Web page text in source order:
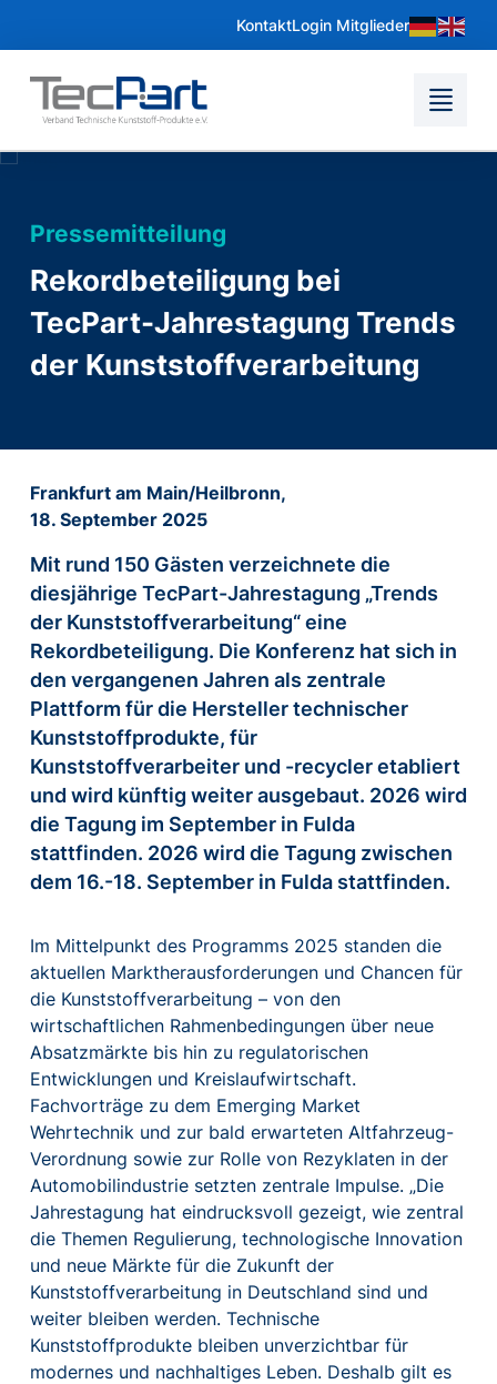
KontaktLogin Mitglieder
Pressemitteilung
Rekordbeteiligung bei
TecPart-Jahrestagung Trends
der Kunststoffverarbeitung
Frankfurt am Main/Heilbronn,
18. September 2025
Mit rund 150 Gästen verzeichnete die
diesjährige TecPart-Jahrestagung „Trends
der Kunststoffverarbeitung“ eine
Rekordbeteiligung. Die Konferenz hat sich in
den vergangenen Jahren als zentrale
Plattform für die Hersteller technischer
Kunststoffprodukte, für
Kunststoffverarbeiter und -recycler etabliert
und wird künftig weiter ausgebaut. 2026 wird
die Tagung im September in Fulda
stattfinden. 2026 wird die Tagung zwischen
dem 16.-18. September in Fulda stattfinden.
Im Mittelpunkt des Programms 2025 standen die
aktuellen Marktherausforderungen und Chancen für
die Kunststoffverarbeitung – von den
wirtschaftlichen Rahmenbedingungen über neue
Absatzmärkte bis hin zu regulatorischen
Entwicklungen und Kreislaufwirtschaft.
Fachvorträge zu dem Emerging Market
Wehrtechnik und zur bald erwarteten Altfahrzeug-
Verordnung sowie zur Rolle von Rezyklaten in der
Automobilindustrie setzten zentrale Impulse. „Die
Jahrestagung hat eindrucksvoll gezeigt, wie zentral
die Themen Regulierung, technologische Innovation
und neue Märkte für die Zukunft der
Kunststoffverarbeitung in Deutschland sind und
weiter bleiben werden. Technische
Kunststoffprodukte bleiben unverzichtbar für
modernes und nachhaltiges Leben. Deshalb gilt es